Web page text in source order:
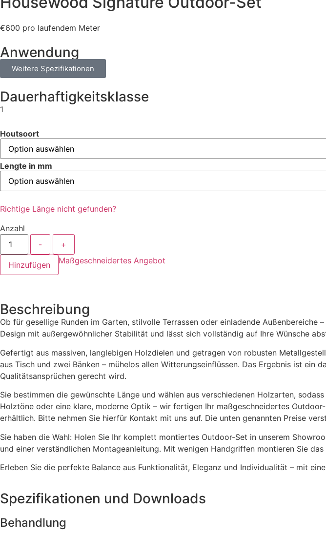
€600 pro laufendem Meter
Anwendung
Weitere Spezifikationen
Dauerhaftigkeitsklasse
1
Houtsoort
Lengte in mm
Richtige Länge nicht gefunden?
Anzahl
-
+
Hinzufügen Maßgeschneidertes Angebot
Beschreibung
Ob für gesellige Runden im Garten, stilvolle Terrassen oder einladende
Design mit außergewöhnlicher Stabilität und lässt sich vollständig auf Ihre Wünsche
Gefertigt aus massiven, langlebigen Holzdielen und getragen von robusten
aus Tisch und zwei Bänken – mühelos allen Witterungseinflüssen. Das Ergebnis ist ein
Qualitätsansprüchen gerecht wird.
Sie bestimmen die gewünschte Länge und wählen aus verschiedenen Holzarten,
Holztöne oder eine klare, moderne Optik – wir fertigen Ihr maßgeschneidertes
erhältlich. Bitte nehmen Sie hierfür Kontakt mit uns auf. Die unten genannten Preise
Sie haben die Wahl: Holen Sie Ihr komplett montiertes Outdoor-Set in unserem
und einer verständlichen Montageanleitung. Mit wenigen Handgriffen montieren Sie das
Erleben Sie die perfekte Balance aus Funktionalität, Eleganz und Individualität – mit
Spezifikationen und Downloads
Behandlung